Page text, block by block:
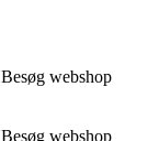
Besøg webshop
Besøg webshop